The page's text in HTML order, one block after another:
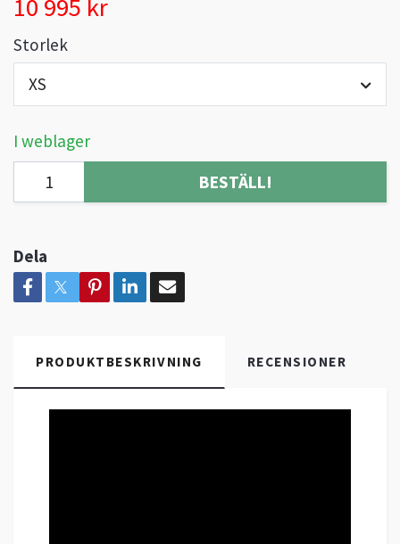
10 995 kr
Storlek
XS
I weblager
BESTÄLL!
Dela
PRODUKTBESKRIVNING RECENSIONER